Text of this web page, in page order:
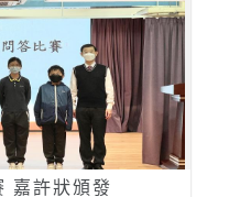
嘉許狀頒發